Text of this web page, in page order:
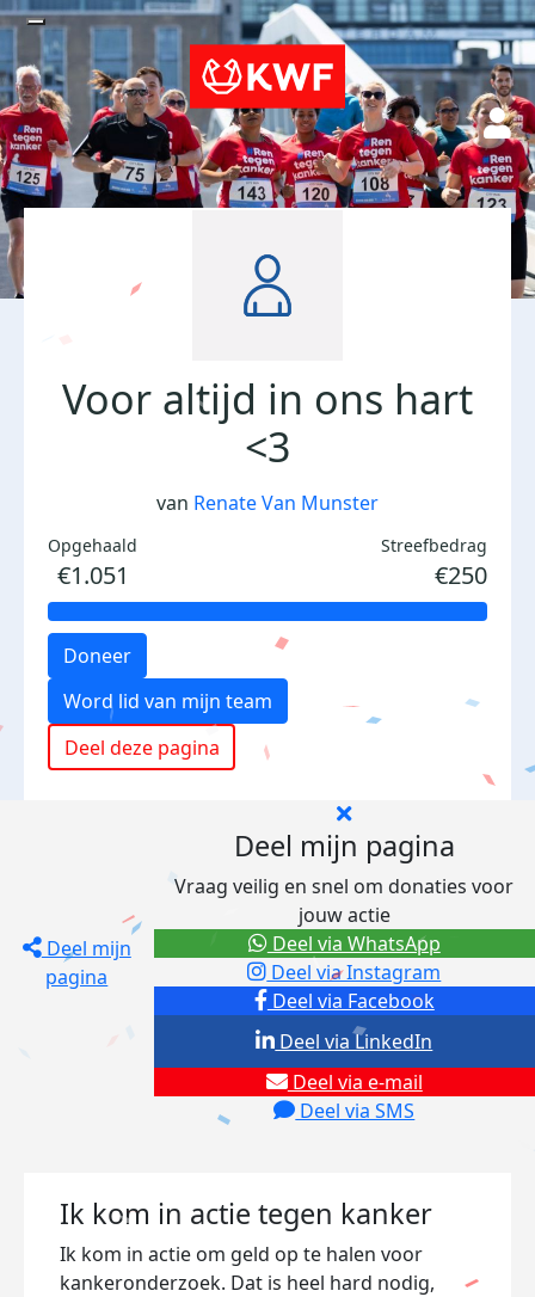
Voor altijd in ons hart
<3
van Renate Van Munster
Opgehaald
€1.051
Streefbedrag
€250
Doneer
Word lid van mijn team
Deel deze pagina
Deel mijn
pagina
Deel mijn pagina
Vraag veilig en snel om donaties voor
jouw actie
Deel via Facebook
Deel via Instagram
Deel via e-mail
Deel via SMS
Deel via LinkedIn
Deel via WhatsApp
Ik kom in actie tegen kanker
Ik kom in actie om geld op te halen voor
kankeronderzoek. Dat is heel hard nodig,